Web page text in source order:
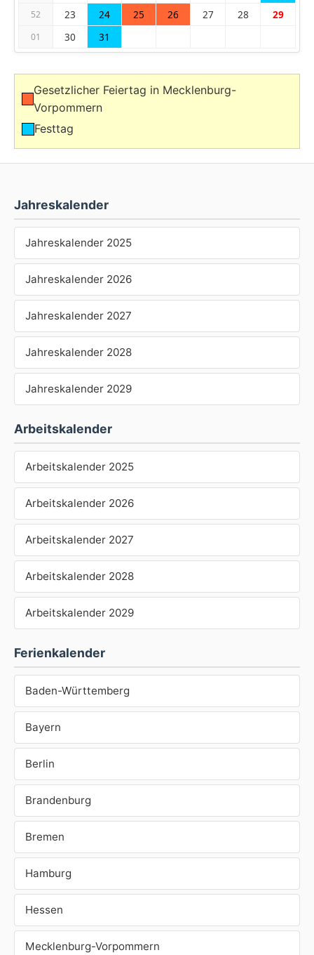
Jahreskalender
Jahreskalender 2025
Jahreskalender 2026
Jahreskalender 2027
Jahreskalender 2028
Jahreskalender 2029
Arbeitskalender
Arbeitskalender 2025
Arbeitskalender 2026
Arbeitskalender 2027
Arbeitskalender 2028
Arbeitskalender 2029
Ferienkalender
Baden-Württemberg
Bayern
Berlin
Brandenburg
Bremen
Hamburg
Hessen
Mecklenburg-Vorpommern
52 23 24 25 26 27 28 29
01 30 31
Gesetzlicher Feiertag in Mecklenburg-
Vorpommern
Festtag